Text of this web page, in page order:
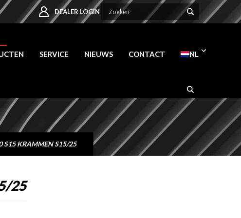
S15 KRAMMEN S15/25
DEALER LOGIN
SERVICE NIEUWS CONTACT NL
25